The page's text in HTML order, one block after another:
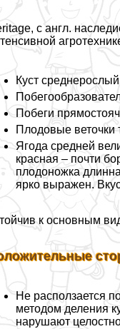
с англ.
Куст
Побеги
Плодовые веточки
Ягода средней
красная – почти
плодоножка
ярко выражен.
к основным
Не расползается
методом деления
нарушают